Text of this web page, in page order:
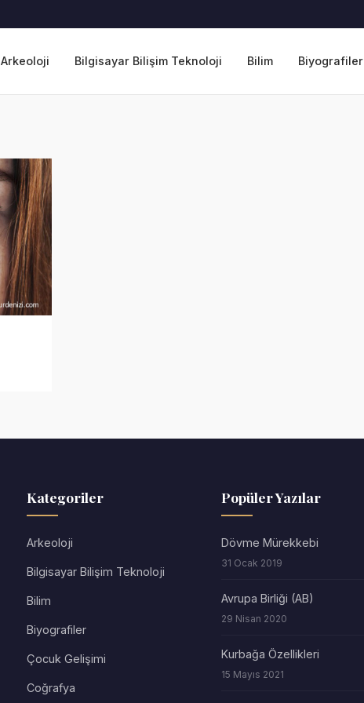
Arkeoloji Bilgisayar Bilişim Teknoloji Bilim Biyografiler
Kategoriler
Arkeoloji
Bilgisayar Bilişim Teknoloji
Bilim
Biyografiler
Çocuk Gelişimi
Coğrafya
Popüler Yazılar
Dövme Mürekkebi
31 Ocak 2019
Avrupa Birliği (AB)
29 Nisan 2020
Kurbağa Özellikleri
15 Mayıs 2021